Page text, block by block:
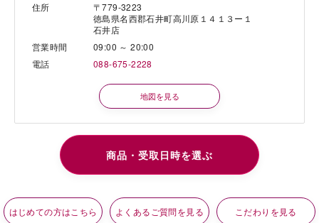
住所
〒779-3223
徳島県名西郡石井町高川原１４１３ー１
石井店
営業時間
09:00 ～ 20:00
電話
088-675-2228
地図を見る
はじめての方はこちら よくあるご質問を見る こだわりを見る